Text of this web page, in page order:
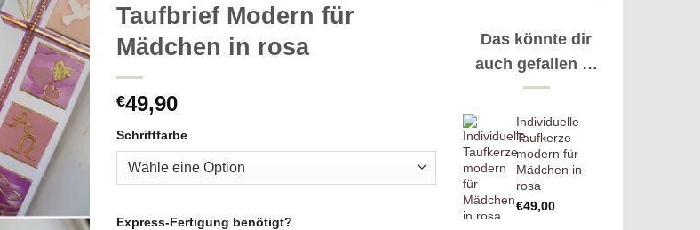
Auf die
Wunschliste
Taufbrief Modern für
Mädchen in rosa
€49,90
Schriftfarbe
Express-Fertigung benötigt?
Das könnte dir
auch gefallen …
Individuelle
Taufkerze
modern für
Mädchen in
rosa
€49,00